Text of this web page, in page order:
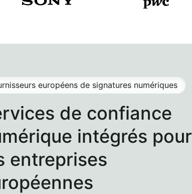
de confiance
intégrés pour
entreprises
européens de signatures numériques